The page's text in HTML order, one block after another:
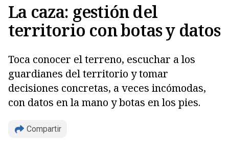
La caza: gestión del
territorio con botas y datos
Toca conocer el terreno, escuchar a los
guardianes del territorio y tomar
decisiones concretas, a veces incómodas,
con datos en la mano y botas en los pies.
Compartir